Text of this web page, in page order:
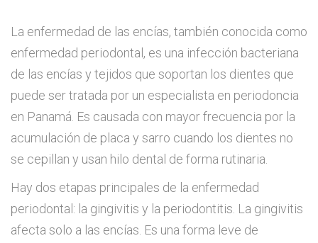
La enfermedad de las encías, también conocida como
enfermedad periodontal, es una infección bacteriana
de las encías y tejidos que soportan los dientes que
puede ser tratada por un especialista en periodoncia
en Panamá. Es causada con mayor frecuencia por la
acumulación de placa y sarro cuando los dientes no
se cepillan y usan hilo dental de forma rutinaria.
Hay dos etapas principales de la enfermedad
periodontal: la gingivitis y la periodontitis. La gingivitis
afecta solo a las encías. Es una forma leve de